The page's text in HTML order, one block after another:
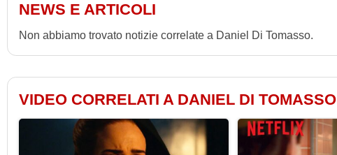
NEWS E ARTICOLI
Non abbiamo trovato notizie correlate a Daniel Di Tomasso.
VIDEO CORRELATI A DANIEL DI TOMASSO